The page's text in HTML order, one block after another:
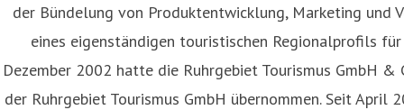
der Bündelung von Produktentwicklung, Marketing und
eines eigenständigen touristischen Regionalprofils
Dezember 2002 hatte die Ruhrgebiet Tourismus GmbH &
der Ruhrgebiet Tourismus GmbH übernommen. Seit